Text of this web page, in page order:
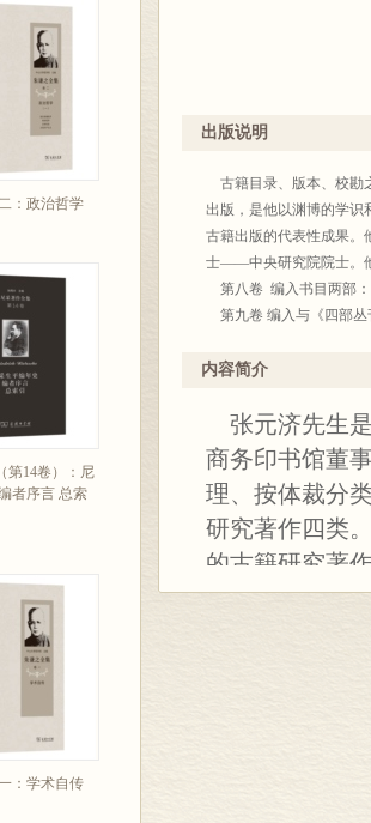
：政治哲学
第14卷）：尼
者序言 总索
：学术自传
出版说明
古籍目录、版本、校勘
出版，是他以渊博的学识
古籍出版的代表性成果。
士——中央研究院院士。
第八卷 编入书目两部：
第九卷 编入与《四部丛
文、校勘记均引自原书，
1月至12月，三编自
史》二十四种史籍跋文均
出版年月，可作为参考
歹，]书目，读者可参阅
第十卷编入以下内容：
1．浙江嘉兴、海盐先哲
内容简介
张元济先生
商务印书馆董
理、按体裁分
研究著作四类
的古籍研究著
序、跋、识语